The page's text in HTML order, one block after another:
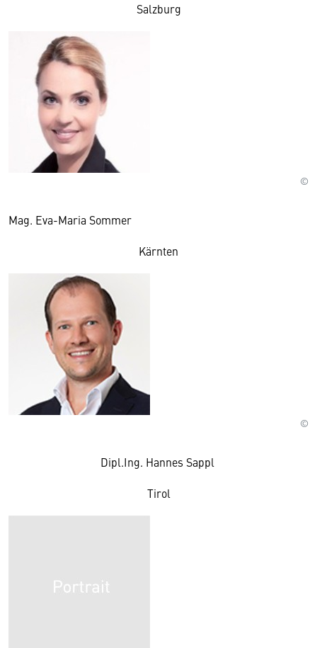
Salzburg
©
Mag. Eva-Maria Sommer
Kärnten
©
Dipl.Ing. Hannes Sappl
Tirol